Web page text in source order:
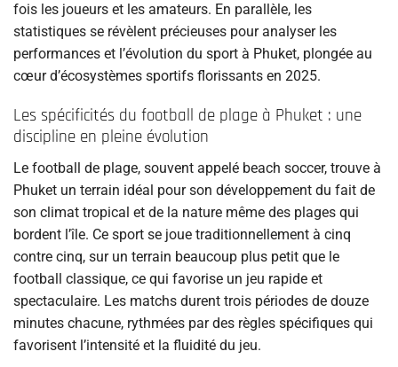
fois les joueurs et les amateurs. En parallèle, les
statistiques se révèlent précieuses pour analyser les
performances et l’évolution du sport à Phuket, plongée au
cœur d’écosystèmes sportifs florissants en 2025.
Les spécificités du football de plage à Phuket : une
discipline en pleine évolution
Le football de plage, souvent appelé beach soccer, trouve à
Phuket un terrain idéal pour son développement du fait de
son climat tropical et de la nature même des plages qui
bordent l’île. Ce sport se joue traditionnellement à cinq
contre cinq, sur un terrain beaucoup plus petit que le
football classique, ce qui favorise un jeu rapide et
spectaculaire. Les matchs durent trois périodes de douze
minutes chacune, rythmées par des règles spécifiques qui
favorisent l’intensité et la fluidité du jeu.